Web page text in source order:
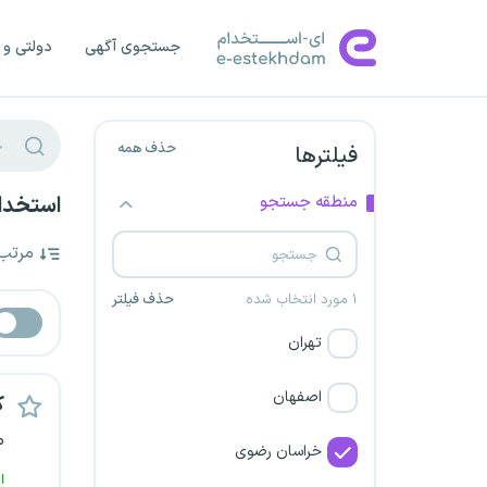
جستجوی آگهی دولتی
فیلترها حذف همه
منطقه جستجو
۱ مورد انتخاب شده حذف فیلتر
تهران
اصفهان
خراسان رضوی